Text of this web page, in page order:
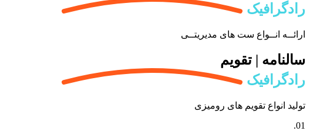
رادگرافیک
ارائــه انــواع ست های مدیریتــی
سالنامه | تقویم
رادگرافیک
تولید انواع تقویم های رومیزی
01.